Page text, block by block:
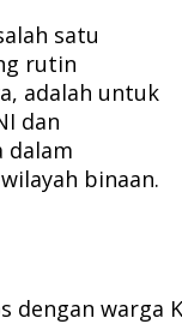
satu
rutin
adalah untuk
dan
dalam
binaan.
dengan warga